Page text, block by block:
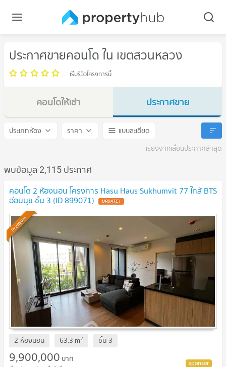
ประกาศขายคอนโด ใน เขตสวนหลวง
เริ่มรีวิวโครงการนี้
คอนโดให้เช่า
ประกาศขาย
ประเภทห้อง ราคา
แบบละเอียด
เรียงจากเลื่อนประกาศล่าสุด
พบข้อมูล 2,115 ประกาศ
คอนโด 2 ห้องนอน โครงการ Hasu Haus Sukhumvit 77 ใกล้ BTS
อ่อนนุช ชั้น 3 (ID 899071) UPDATE !
Premium
2 ห้องนอน 63.3 m2 ชั้น 3
9,900,000 บาท